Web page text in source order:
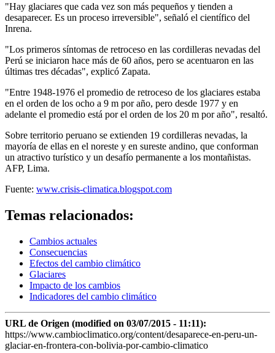
"Hay glaciares que cada vez son más pequeños y tienden a
desaparecer. Es un proceso irreversible", señaló el científico del
Inrena.
"Los primeros síntomas de retroceso en las cordilleras nevadas del
Perú se iniciaron hace más de 60 años, pero se acentuaron en las
últimas tres décadas", explicó Zapata.
"Entre 1948-1976 el promedio de retroceso de los glaciares estaba
en el orden de los ocho a 9 m por año, pero desde 1977 y en
adelante el promedio está por el orden de los 20 m por año", resaltó.
Sobre territorio peruano se extienden 19 cordilleras nevadas, la
mayoría de ellas en el noreste y en sureste andino, que conforman
un atractivo turístico y un desafío permanente a los montañistas.
AFP, Lima.
Fuente: www.crisis-climatica.blogspot.com
Temas relacionados:
Cambios actuales
Consecuencias
Efectos del cambio climático
Glaciares
Impacto de los cambios
Indicadores del cambio climático
URL de Origen (modified on 03/07/2015 - 11:11):
https://www.cambioclimatico.org/content/desaparece-en-peru-un-
glaciar-en-frontera-con-bolivia-por-cambio-climatico